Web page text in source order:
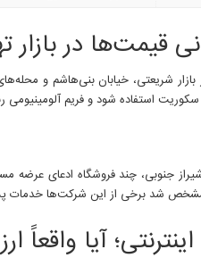
قیمت‌ها در بازار
شود و فریم آلومینیومی رنگی یا مشکی داشته
مشخص شد برخی از این شرکت‌ها خدمات
آیا واقعاً